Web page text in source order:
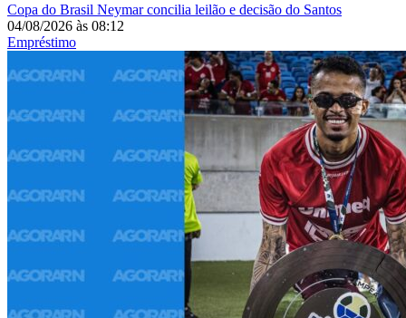
Copa do Brasil Neymar concilia leilão e decisão do Santos
04/08/2026 às 08:12
Empréstimo